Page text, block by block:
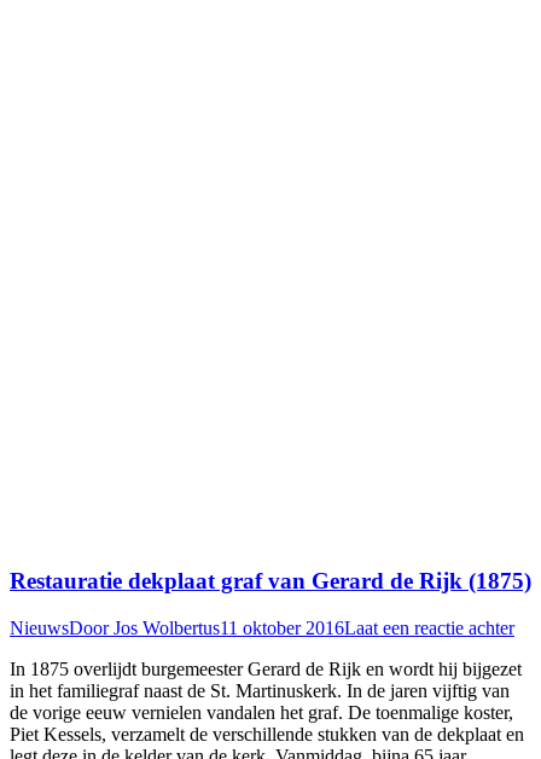
Restauratie dekplaat graf van Gerard de Rijk (1875)
NieuwsDoorJos Wolbertus11 oktober 2016Laat een reactie achter
In 1875 overlijdt burgemeester Gerard de Rijk en wordt hij bijgezet
in het familiegraf naast de St. Martinuskerk. In de jaren vijftig van
de vorige eeuw vernielen vandalen het graf. De toenmalige koster,
Piet Kessels, verzamelt de verschillende stukken van de dekplaat en